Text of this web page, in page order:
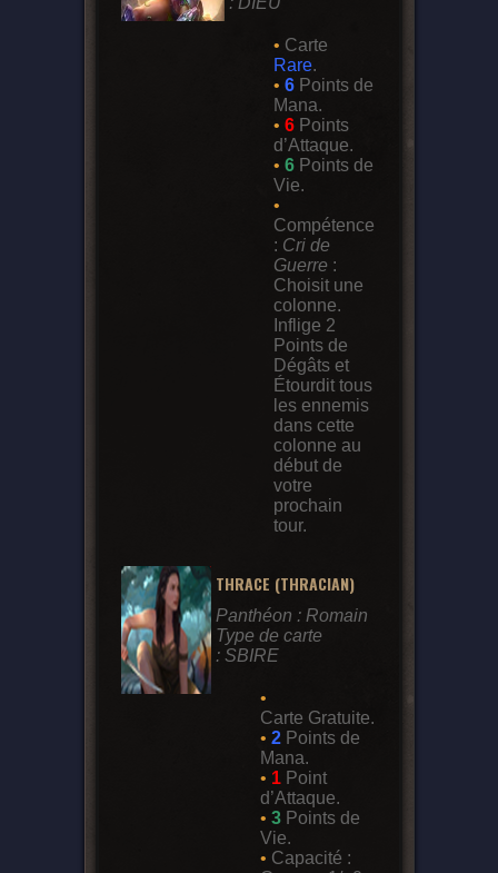
• Carte
Rare.
• 6Points de
Mana.
• 6Points
d’Attaque.
• 6Points de
Vie.
•
Compétence
: Cri de
Guerre:
Choisit une
colonne.
Inflige 2
Points de
Dégâts et
Étourdit tous
les ennemis
dans cette
colonne au
début de
votre
prochain
tour.
THRACE (THRACIAN)
Panthéon : Romain
Type de carte
: SBIRE
•
Carte Gratuite.
• 2Points de
Mana.
• 1Point
d’Attaque.
• 3Points de
Vie.
• Capacité :